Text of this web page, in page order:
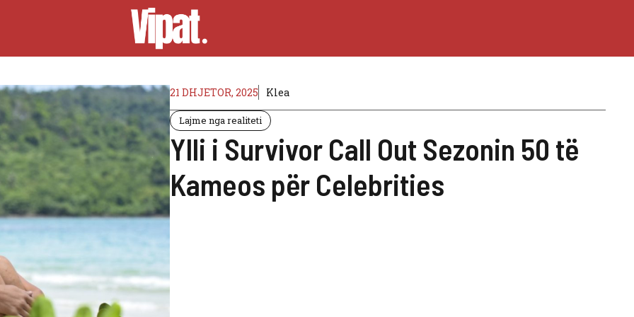
21 DHJETOR, 2025 Klea
Lajme nga realiteti
Ylli i Survivor Call Out Sezonin 50 të
Kameos për Celebrities